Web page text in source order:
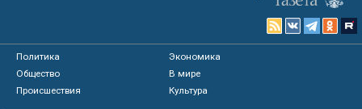
Политика
Экономика
Общество
В мире
Происшествия
Культура